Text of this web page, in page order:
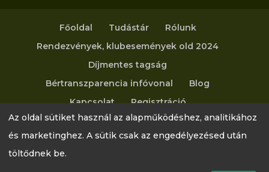
Főoldal Tudástár
Rólunk
Rendezvények, klubesemények old 2024
Díjmentes tagság
Bértranszparencia infóvonal
Blog
Kapcsolat
Regisztráció
Adatvédelmi tájékoztató
Az oldal sütiket használ az alapműködéshez, analitikához
és marketinghez. A sütik csak az engedélyezésed után
töltődnek be.